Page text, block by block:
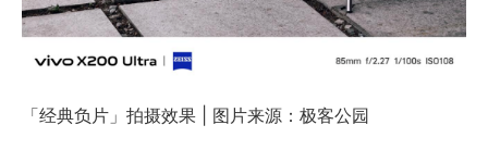
「经典负片」拍摄效果 | 图片来源：极客公园